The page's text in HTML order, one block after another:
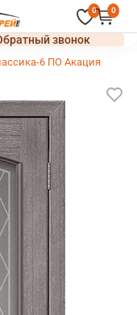
0 0
звонок
6 ПО Акация